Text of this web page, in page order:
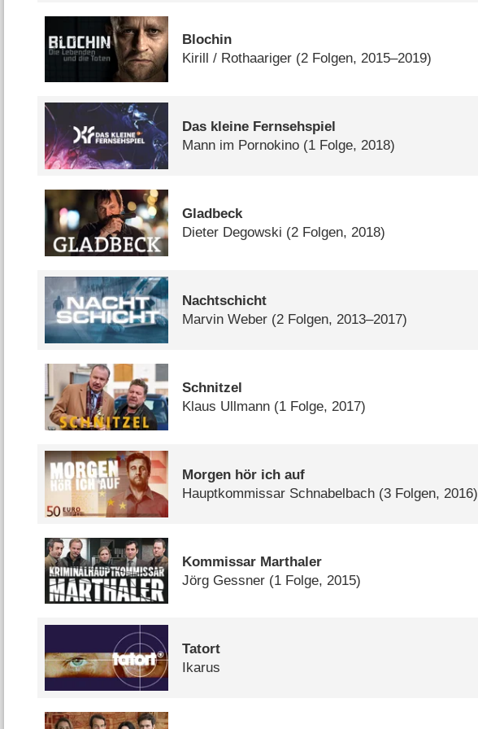
Blochin
Kirill /​ Rothaariger (2 Folgen, 2015–2019)
Das kleine Fernsehspiel
Mann im Pornokino (1 Folge, 2018)
Gladbeck
Dieter Degowski (2 Folgen, 2018)
Nachtschicht
Marvin Weber (2 Folgen, 2013–2017)
Schnitzel
Klaus Ullmann (1 Folge, 2017)
Morgen hör ich auf
Hauptkommissar Schnabelbach (3 Folgen, 2016)
Kommissar Marthaler
Jörg Gessner (1 Folge, 2015)
Tatort
Ikarus